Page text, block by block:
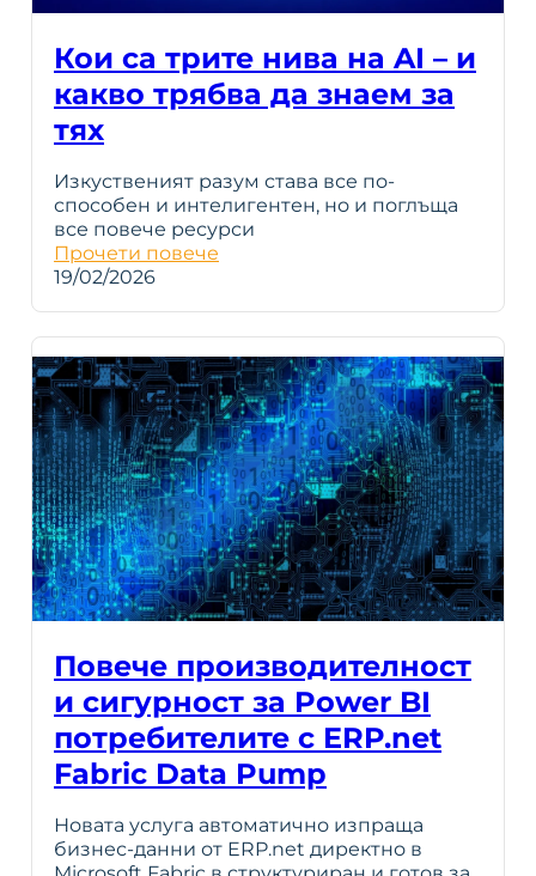
Кои са трите нива на AI – и
какво трябва да знаем за
тях
Изкуственият разум става все по-
способен и интелигентен, но и поглъща
все повече ресурси
Прочети повече
19/02/2026
Повече производителност
и сигурност за Power BI
потребителите с ERP.net
Fabric Data Pump
Новата услуга автоматично изпраща
бизнес-данни от ERP.net директно в